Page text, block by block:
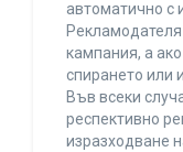
автоматично с
кампания, а
спирането или
Във всеки
респективно
изразходване